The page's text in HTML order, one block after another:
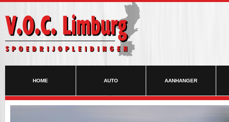
HOME AUTO AANHANGER